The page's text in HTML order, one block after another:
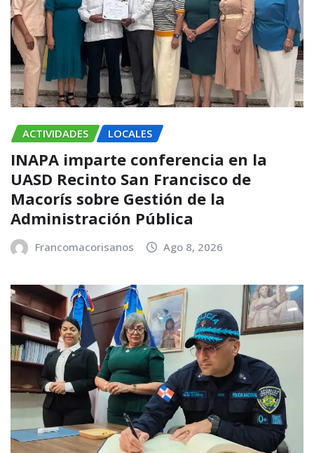
ACTIVIDADES LOCALES
INAPA imparte conferencia en la
UASD Recinto San Francisco de
Macorís sobre Gestión de la
Administración Pública
Francomacorisanos Ago 8, 2026